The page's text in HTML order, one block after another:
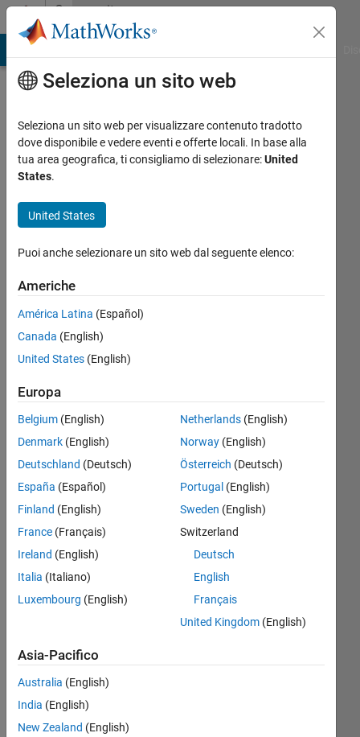
Vai al contenutoCommunity
Profile
Tushar
Behera
MathWorks
seen: 2
giorni
dal 2022
Followers:
Following:
Follow
Engineer
at
Mathworks.
includes
developing
features
for
Programming
C++, C,
MATLAB
Spoken
Seleziona un sito web
Seleziona un sito web per visualizzare contenuto tradotto
dove disponibile e vedere eventi e offerte locali. In base alla
tua area geografica, ti consigliamo di selezionare:United
States.
United States
Puoi anche selezionare un sito web dal seguente elenco:
Americhe
América Latina (Español)
Canada (English)
United States (English)
Europa
Belgium (English)
Denmark (English)
Deutschland (Deutsch)
España (Español)
Finland (English)
France (Français)
Ireland (English)
Italia (Italiano)
Luxembourg (English)
Netherlands(English)
Norway(English)
Österreich (Deutsch)
Portugal (English)
Sweden (English)
Switzerland
Deutsch
English
Français
United Kingdom(English)
Asia-Pacifico
Australia (English)
India (English)
New Zealand (English)